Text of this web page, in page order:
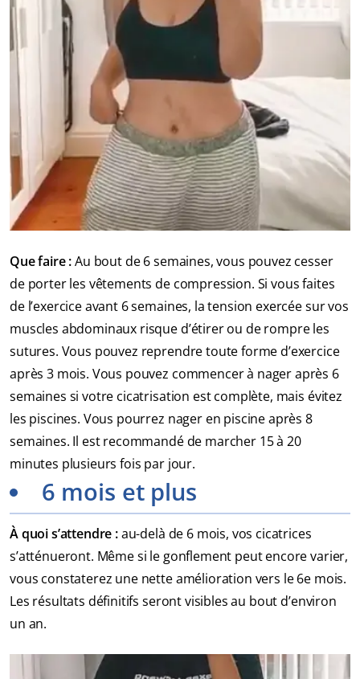
Que faire :Au bout de 6 semaines, vous pouvez cesser
de porter les vêtements de compression. Si vous faites
de l’exercice avant 6 semaines, la tension exercée sur vos
muscles abdominaux risque d’étirer ou de rompre les
sutures. Vous pouvez reprendre toute forme d’exercice
après 3 mois. Vous pouvez commencer à nager après 6
semaines si votre cicatrisation est complète, mais évitez
les piscines. Vous pourrez nager en piscine après 8
semaines. Il est recommandé de marcher 15 à 20
minutes plusieurs fois par jour.
6 mois et plus
À quoi s’attendre :au-delà de 6 mois, vos cicatrices
s’atténueront. Même si le gonflement peut encore varier,
vous constaterez une nette amélioration vers le 6e mois.
Les résultats définitifs seront visibles au bout d’environ
un an.